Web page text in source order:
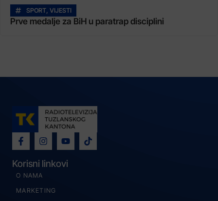
SPORT VIJESTI
Prve medalje za BiH u paratrap disciplini
Korisni linkovi
O NAMA
MARKETING